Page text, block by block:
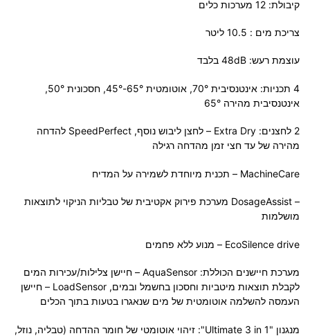
קיבולת: 12 מערכות כלים
צריכת מים : 10.5 ליטר
עוצמת רעש: 48dB בלבד
4 תכניות: אינטנסיבית 70°, אוטומטית 65°-45°, חסכונית 50°,‏
אינטנסיבית מהירה 65°
2 לחצנים: Extra Dry
– לחצן ליבוש נוסף, SpeedPerfect להדחה
מהירה של עד חצי זמן מהדחה רגילה
MachineCare – תכנית מיוחדת לשמירה על המדיח
– DosageAssist מערכת פירוק אקטיבית של טבליות הניקוי לתוצאות
מושלמות
EcoSilence drive – מנוע ללא פחמים
מערכת חיישנים הכוללת: AquaSensor – חיישן צלילות/עכירות המים
לקבלת תוצאות מיטביות וחסכון בחשמל ובמים, LoadSensor – חיישן
העמסה להשלמה אוטומטית של מים שנאגרו בטעות בתוך הכלים
מנגנון "Ultimate 3 in 1"
: זיהוי אוטומטי של חומר ההדחה (טבליה, נוזל,